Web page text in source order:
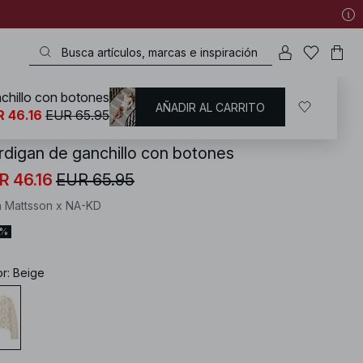
/ Ropa de verano / Tops de verano
de ganchillo con botones
46.16 EUR 65.95
Mattsson x NA-KD
: Beige
con botones
46.16 EUR 65.95 AÑADIR AL CARRITO